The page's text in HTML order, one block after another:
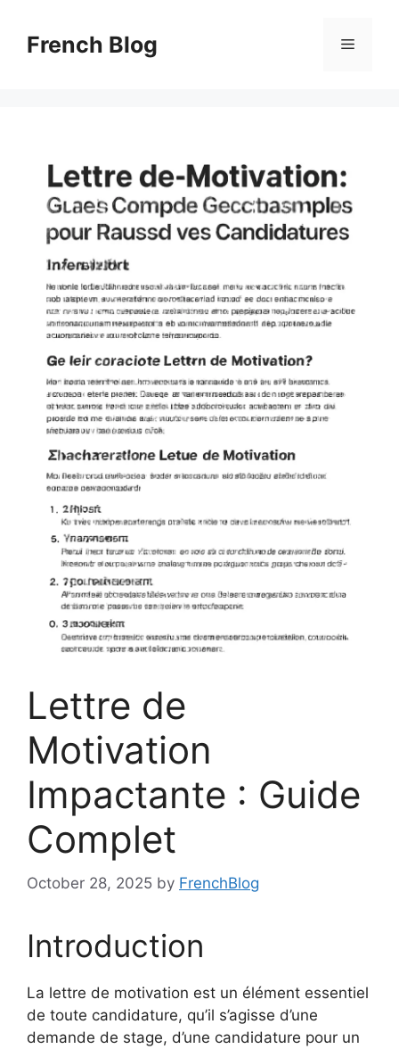
contentFrench Blog Menu
Lettre de
Motivation
Impactante : Guide
Complet
October 28, 2025 by FrenchBlog
Introduction
La lettre de motivation est un élément essentiel
de toute candidature, qu’il s’agisse d’une
demande de stage, d’une candidature pour un